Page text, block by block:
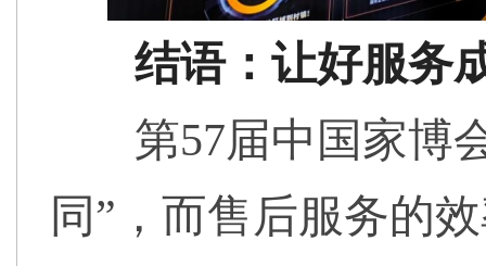
结语：让好服务
第57届中国家博
同”，而售后服务的